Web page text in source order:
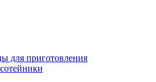
для приготовления